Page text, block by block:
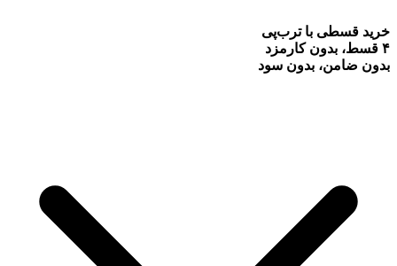
خرید قسطی با ترب‌پی
۴ قسط، بدون کارمزد
بدون ضامن، بدون سود